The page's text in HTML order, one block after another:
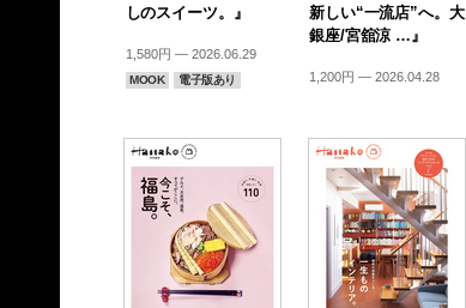
しのスイーツ。』
1,580円 — 2026.06.29
MOOK 電子版あり
新しい“一流店”へ。大
銀座/宮舘涼 …』
1,200円 — 2026.04.28